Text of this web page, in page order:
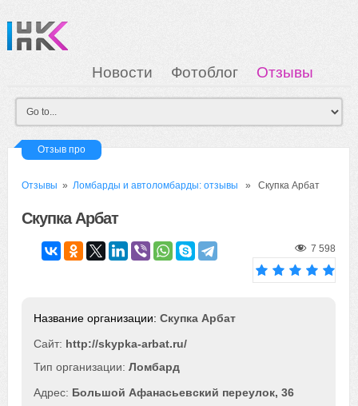
Новости Фотоблог
Отзывы
Загрузка
Мои Картинки Вход
Отзыв про
Отзывы »Ломбарды и автоломбарды: отзывы » Скупка Арбат
Скупка Арбат
7 598
Скупка Арбат
Сайт: http://skypka-arbat.ru/
Ломбард
Большой Афанасьевский переулок, 36